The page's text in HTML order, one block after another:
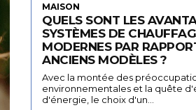
MAISON
QUELS SONT LES
SYSTÈMES DE
MODERNES PAR
ANCIENS MODÈLES ?
Avec la montée des
environnementales et la quête
d'énergie, le choix d'un...